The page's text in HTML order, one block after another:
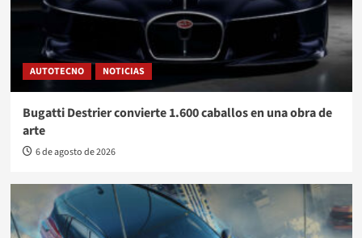
AUTOTECNO NOTICIAS
Bugatti Destrier convierte 1.600 caballos en una obra de
arte
6 de agosto de 2026